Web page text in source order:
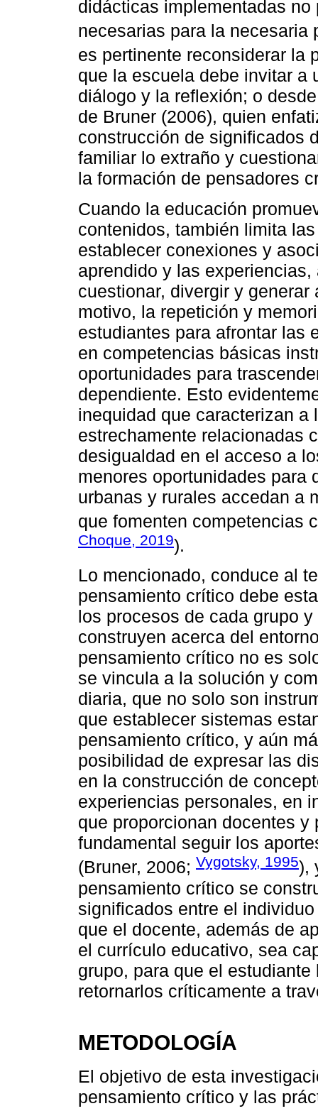
didácticas implementadas
necesarias para la necesaria
es pertinente reconsiderar la
que la escuela debe invitar a
diálogo y la reflexión; o
de Bruner (2006), quien
construcción de significados
familiar lo extraño y
la formación de pensadores
Cuando la educación
contenidos, también limita
establecer conexiones y
aprendido y las
cuestionar, divergir y
motivo, la repetición y
estudiantes para afrontar las
en competencias básicas
oportunidades para
dependiente. Esto
inequidad que caracterizan
estrechamente relacionadas
desigualdad en el acceso a
menores oportunidades para
urbanas y rurales accedan a
que fomenten competencias
Choque, 2019).
Lo mencionado, conduce al
pensamiento crítico debe
los procesos de cada grupo
construyen acerca del
pensamiento crítico no es
se vincula a la solución y
diaria, que no solo son
que establecer sistemas
pensamiento crítico, y aún
posibilidad de expresar las
en la construcción de
experiencias personales, en
que proporcionan docentes
fundamental seguir los
(Bruner, 2006; Vygotsky, 1995),
pensamiento crítico se
significados entre el
que el docente, además de
el currículo educativo, sea
grupo, para que el
retornarlos críticamente a
METODOLOGÍA
El objetivo de esta
pensamiento crítico y las